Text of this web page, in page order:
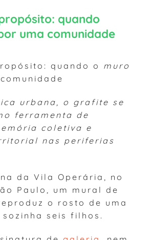
quando
uma comunidade
quando o muro
urbana, o grafite se
ferramenta de
coletiva e
nas periferias
da Vila Operária, no
Paulo, um mural de
o rosto de uma
seis filhos.